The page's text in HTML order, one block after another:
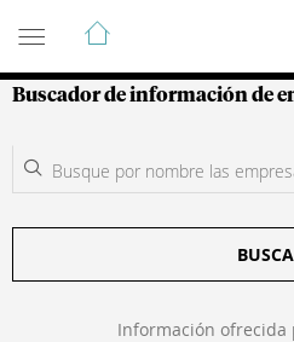
Guía de Empresas
Buscador de información de
Información ofrecida